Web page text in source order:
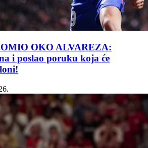
OKO ALVAREZA:
i poslao poruku koja će